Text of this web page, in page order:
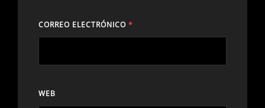
CORREO ELECTRÓNICO *
WEB